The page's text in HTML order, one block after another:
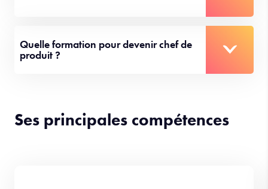
Quelle formation pour devenir chef de
produit ?
Ses principales compétences